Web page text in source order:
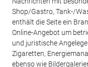
Shop/Gastro, Tank-/
enthält die Seite ein
Online-Angebot um
und juristische
Zigaretten,
ebenso wie